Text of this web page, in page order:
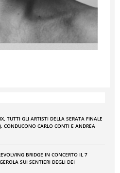
TUTTI GLI ARTISTI DELLA SERATA FINALE
CARLO CONTI E ANDREA
BRIDGE IN CONCERTO IL 7
SUI SENTIERI DEGLI DEI